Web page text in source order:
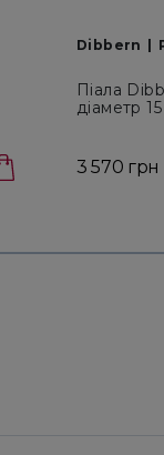
Dibbern
Піала
діаметр
3 570 грн